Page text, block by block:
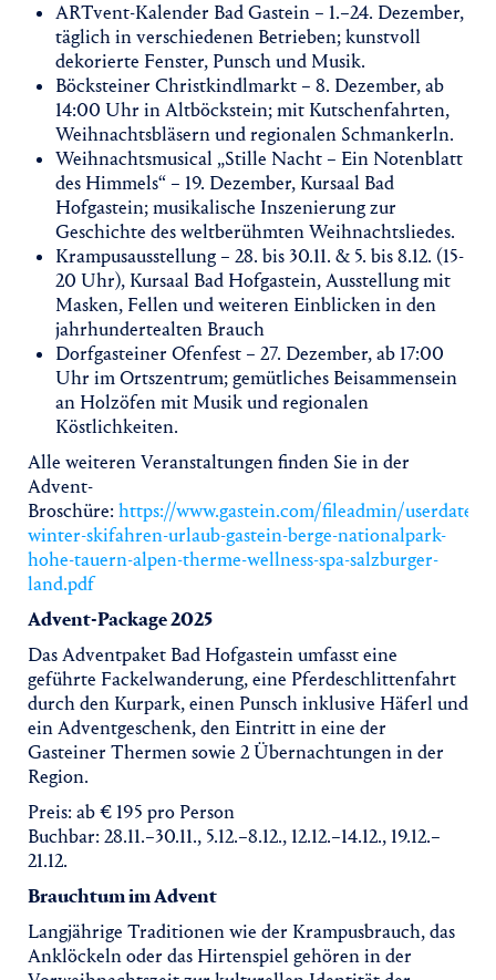
ARTvent-Kalender Bad Gastein – 1.–24. Dezember,
täglich in verschiedenen Betrieben; kunstvoll
dekorierte Fenster, Punsch und Musik.
Böcksteiner Christkindlmarkt – 8. Dezember, ab
14:00 Uhr in Altböckstein; mit Kutschenfahrten,
Weihnachtsbläsern und regionalen Schmankerln.
Weihnachtsmusical „Stille Nacht – Ein Notenblatt
des Himmels“ – 19. Dezember, Kursaal Bad
Hofgastein; musikalische Inszenierung zur
Geschichte des weltberühmten Weihnachtsliedes.
Krampusausstellung – 28. bis 30.11. & 5. bis 8.12. (15-
20 Uhr), Kursaal Bad Hofgastein, Ausstellung mit
Masken, Fellen und weiteren Einblicken in den
jahrhundertealten Brauch
Dorfgasteiner Ofenfest – 27. Dezember, ab 17:00
Uhr im Ortszentrum; gemütliches Beisammensein
an Holzöfen mit Musik und regionalen
Köstlichkeiten.
Alle weiteren Veranstaltungen finden Sie in der
Advent-
Broschüre: https://www.gastein.com/fileadmin/
winter-skifahren-urlaub-gastein-berge-nationalpark-
hohe-tauern-alpen-therme-wellness-spa-salzburger-
land.pdf
Advent-Package 2025
Das Adventpaket Bad Hofgastein umfasst eine
geführte Fackelwanderung, eine Pferdeschlittenfahrt
durch den Kurpark, einen Punsch inklusive Häferl und
ein Adventgeschenk, den Eintritt in eine der
Gasteiner Thermen sowie 2 Übernachtungen in der
Region.
Preis: ab € 195 pro Person
Buchbar: 28.11.–30.11., 5.12.–8.12., 12.12.–14.12., 19.12.–
21.12.
Brauchtum im Advent
Langjährige Traditionen wie der Krampusbrauch, das
Anklöckeln oder das Hirtenspiel gehören in der